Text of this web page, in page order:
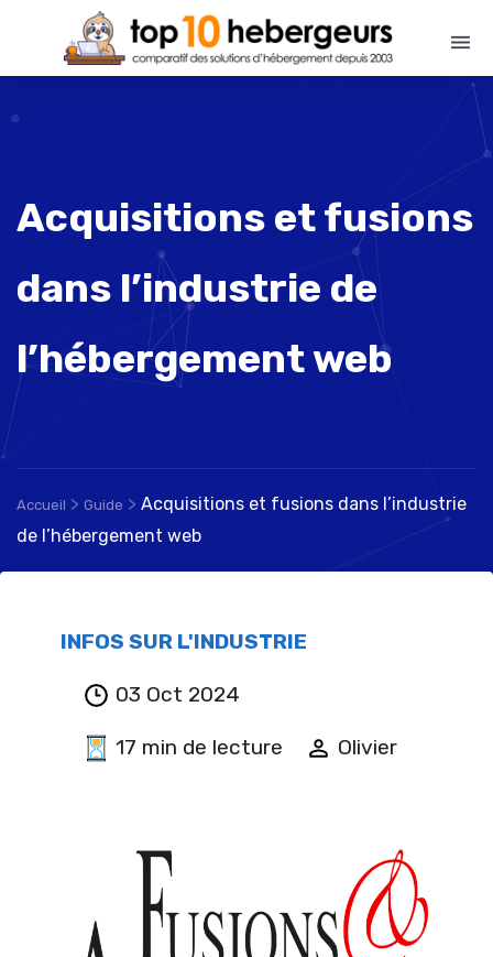
Acquisitions et fusions
dans l’industrie de
l’hébergement web
Accueil > Guide > Acquisitions et fusions dans l’industrie
de l’hébergement web
INFOS SUR L'INDUSTRIE
03 Oct 2024
17 min de lecture Olivier